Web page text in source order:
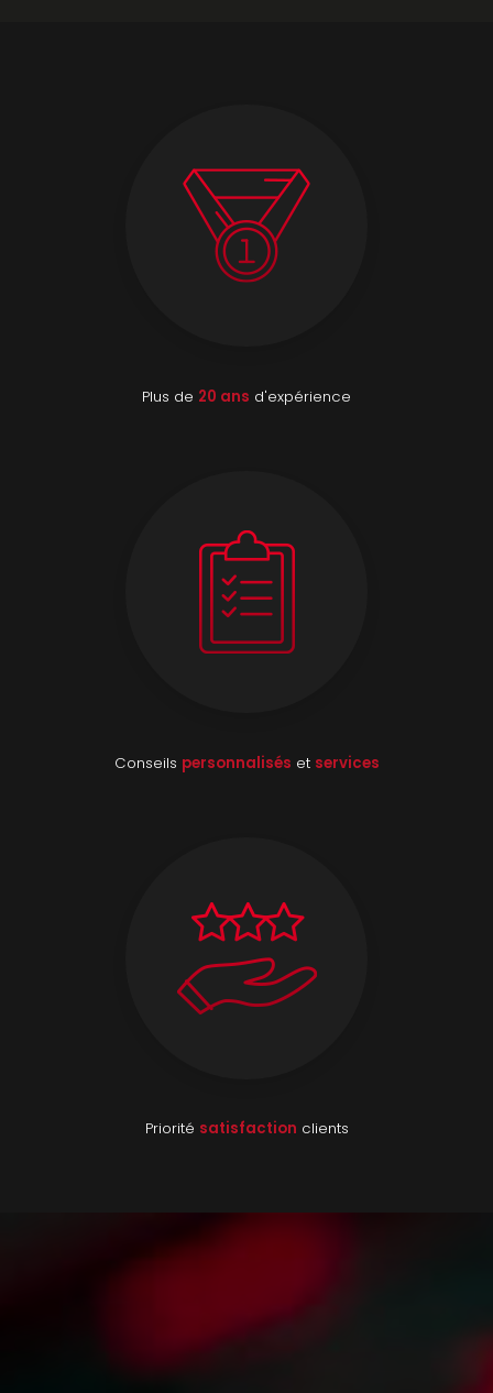
Plus de 20 ans d'expérience
Conseils personnalisés et services
Priorité satisfaction clients